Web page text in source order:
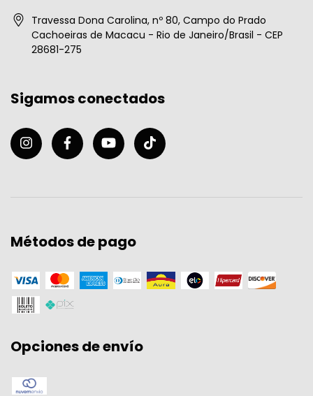
Travessa Dona Carolina, nº 80, Campo do Prado
Cachoeiras de Macacu - Rio de Janeiro/Brasil - CEP
28681-275
Sigamos conectados
Métodos de pago
Opciones de envío